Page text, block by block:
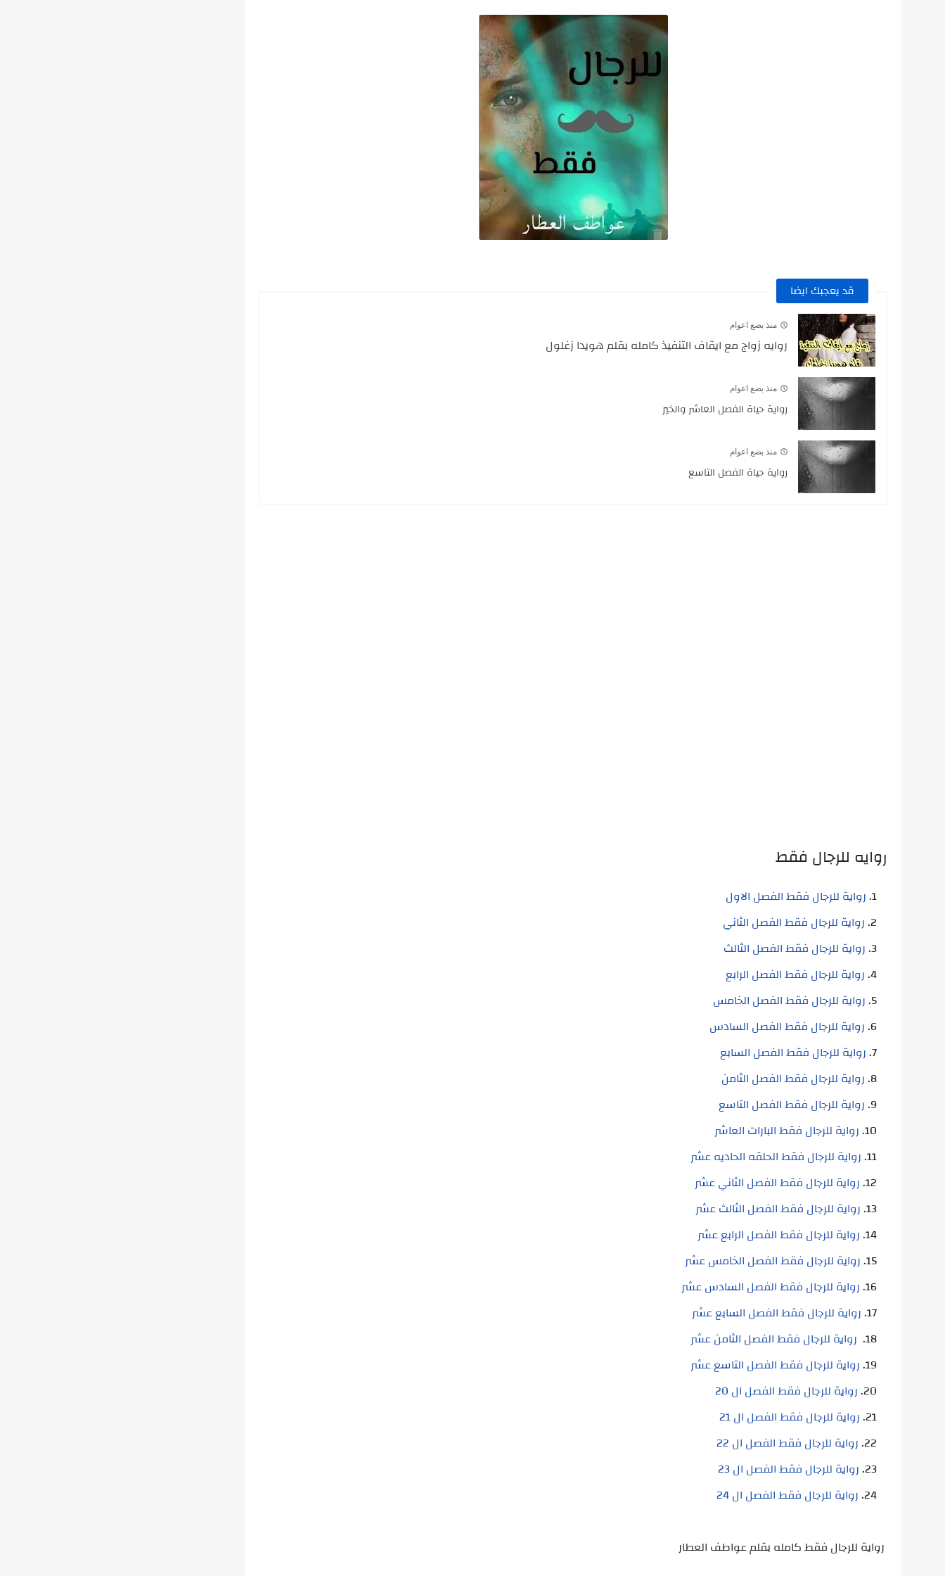
قد يعجبك ايضا
منذ بضع اعوام
روايه زواج مع ايقاف التنفيذ كامله بقلم هويدا زغلول
منذ بضع اعوام
رواية حياة الفصل العاشر والخير
منذ بضع اعوام
رواية حياة الفصل التاسع
روايه للرجال فقط
رواية للرجال فقط الفصل الاول
رواية للرجال فقط الفصل الثاني
رواية للرجال فقط الفصل الثالث
رواية للرجال فقط الفصل الرابع
رواية للرجال فقط الفصل الخامس
رواية للرجال فقط الفصل السادس
رواية للرجال فقط الفصل السابع
رواية للرجال فقط الفصل الثامن
رواية للرجال فقط الفصل التاسع
رواية للرجال فقط البارات العاشر
رواية للرجال فقط الحلقه الحاديه عشر
رواية للرجال فقط الفصل الثاني عشر
رواية للرجال فقط الفصل الثالث عشر
رواية للرجال فقط الفصل الرابع عشر
رواية للرجال فقط الفصل الخامس عشر
رواية للرجال فقط الفصل السادس عشر
رواية للرجال فقط الفصل السابع عشر
رواية للرجال فقط الفصل الثامن عشر
رواية للرجال فقط الفصل التاسع عشر
رواية للرجال فقط الفصل ال 20
رواية للرجال فقط الفصل ال 21
رواية للرجال فقط الفصل ال 22
رواية للرجال فقط الفصل ال 23
رواية للرجال فقط الفصل ال 24
رواية للرجال فقط كامله بقلم عواطف العطار